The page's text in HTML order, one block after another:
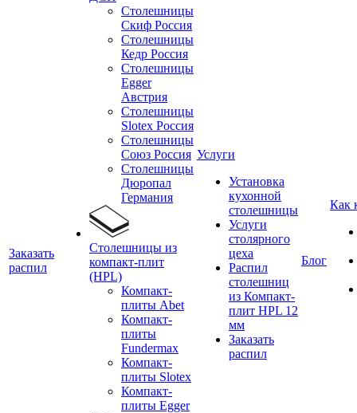
Заказать
распил
Столешницы
Скиф Россия
Столешницы
Кедр Россия
Столешницы
Egger
Австрия
Столешницы
Slotex Россия
Столешницы
Союз Россия
Столешницы
Дюропал
Германия
Столешницы из
компакт-плит
(HPL)
Компакт-
плиты Abet
Компакт-
плиты
Fundermax
Компакт-
плиты Slotex
Компакт-
плиты Egger
Услуги
Установка
кухонной
столешницы
Услуги
столярного
цеха
Распил
столешниц
из Компакт-
плит HPL 12
мм
Заказать
распил
Блог
Как